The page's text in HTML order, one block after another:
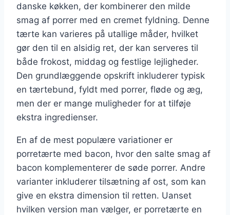
danske køkken, der kombinerer den milde
smag af porrer med en cremet fyldning. Denne
tærte kan varieres på utallige måder, hvilket
gør den til en alsidig ret, der kan serveres til
både frokost, middag og festlige lejligheder.
Den grundlæggende opskrift inkluderer typisk
en tærtebund, fyldt med porrer, fløde og æg,
men der er mange muligheder for at tilføje
ekstra ingredienser.
En af de mest populære variationer er
porretærte med bacon, hvor den salte smag af
bacon komplementerer de søde porrer. Andre
varianter inkluderer tilsætning af ost, som kan
give en ekstra dimension til retten. Uanset
hvilken version man vælger, er porretærte en